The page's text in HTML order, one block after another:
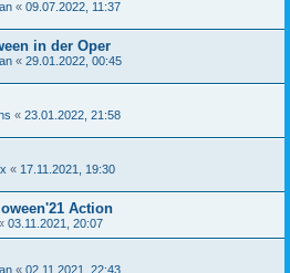
« 09.07.2022, 11:37
in der Oper
« 29.01.2022, 00:45
« 23.01.2022, 21:58
« 17.11.2021, 19:30
Action
03.11.2021, 20:07
« 02.11.2021, 22:43